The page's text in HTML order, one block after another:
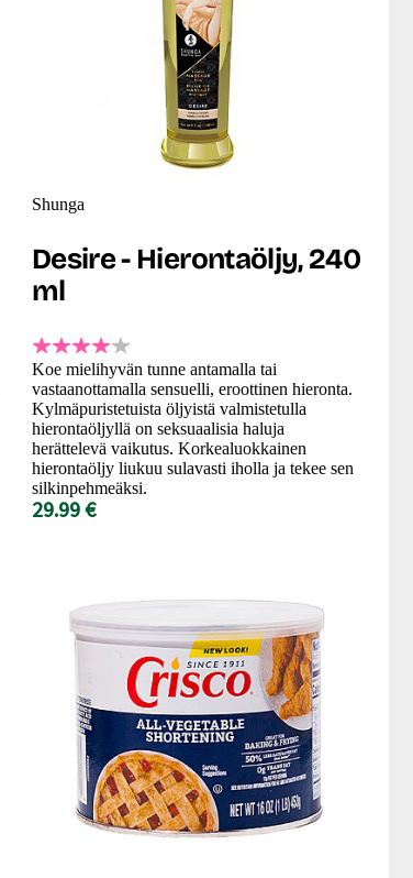
Shunga
Desire - Hierontaöljy, 240
ml
Koe mielihyvän tunne antamalla tai
vastaanottamalla sensuelli, eroottinen hieronta.
Kylmäpuristetuista öljyistä valmistetulla
hierontaöljyllä on seksuaalisia haluja
herättelevä vaikutus. Korkealuokkainen
hierontaöljy liukuu sulavasti iholla ja tekee sen
silkinpehmeäksi.
29.99 €